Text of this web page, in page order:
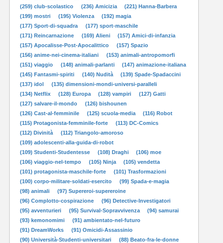
(259) club-scolastico
(236) Amicizia
(221) Hanna-Barbera
(199) mostri
(195) Violenza
(192) magia
(177) Sport-di-squadra
(177) sport-maschile
(171) Reincarnazione
(169) Alieni
(157) Amici-di-infanzia
(157) Apocalisse-Post-Apocalittico
(157) Spazio
(156) anime-nei-cinema-italiani
(153) animali-antropomorfi
(151) viaggio
(148) animali-parlanti
(147) animazione-italiana
(145) Fantasmi-spiriti
(140) Nudità
(139) Spade-Spadaccini
(137) idol
(135) dimensioni-mondi-universi-paralleli
(134) Netflix
(128) Europa (128) vampiri
(127) Gatti
(127) salvare-il-mondo
(126) bishounen
(126) Cast-al-femminile
(125) scuola-media
(116) Robot
(115) Protagonista-femminile-forte
(113) DC-Comics
(112) Divinità
(112) Triangolo-amoroso
(109) adolescenti-alla-guida-di-robot
(109) Studenti-Studentesse
(108) Draghi
(106) moe
(106) viaggio-nel-tempo
(105) Ninja
(105) vendetta
(101) protagonista-maschile-forte
(101) Trasformazioni
(100) corpo-militare-soldati-esercito
(99) Spada-e-magia
(98) animali
(97) Supereroi-supereroine
(96) Complotto-cospirazione
(96) Detective-Investigatori
(95) avventurieri
(95) Survival-Sopravvivenza
(94) samurai
(93) kemonomimi
(91) ambientato-nel-futuro
(91) DreamWorks
(91) Omicidi-Assassinio
(90) Università-Studenti-universitari
(88) Beato-fra-le-donne